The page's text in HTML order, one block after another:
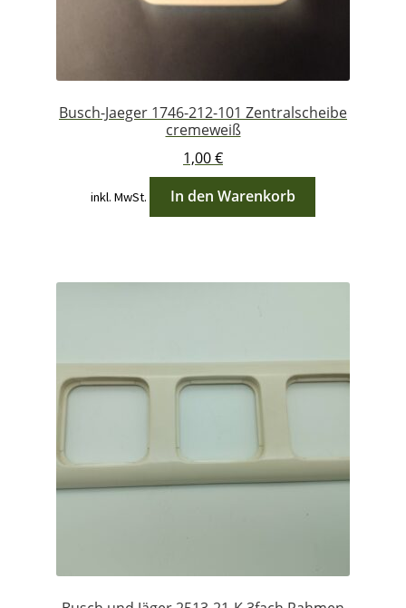
Busch-Jaeger 1746-212-101 Zentralscheibe
cremeweiß
1,00€
inkl. MwSt. In den Warenkorb